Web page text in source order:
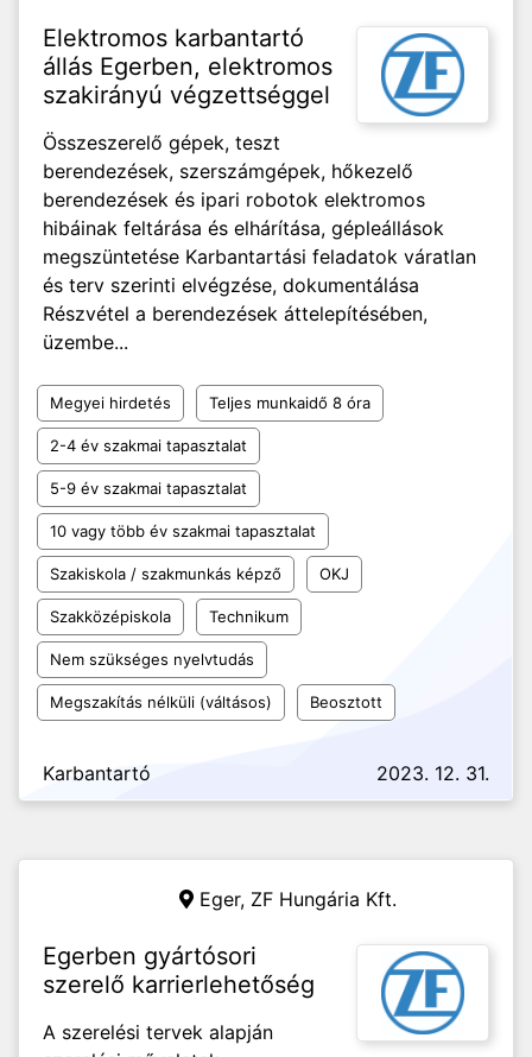
Elektromos karbantartó
állás Egerben, elektromos
szakirányú végzettséggel
Összeszerelő gépek, teszt
berendezések, szerszámgépek, hőkezelő
berendezések és ipari robotok elektromos
hibáinak feltárása és elhárítása, gépleállások
megszüntetése Karbantartási feladatok váratlan
és terv szerinti elvégzése, dokumentálása
Részvétel a berendezések áttelepítésében,
üzembe...
Megyei hirdetés Teljes munkaidő 8 óra
2-4 év szakmai tapasztalat
5-9 év szakmai tapasztalat
10 vagy több év szakmai tapasztalat
Szakiskola / szakmunkás képző OKJ
Szakközépiskola Technikum
Nem szükséges nyelvtudás
Megszakítás nélküli (váltásos) Beosztott
Karbantartó 2023. 12. 31.
Eger, ZF Hungária Kft.
Egerben gyártósori
szerelő karrierlehetőség
A szerelési tervek alapján